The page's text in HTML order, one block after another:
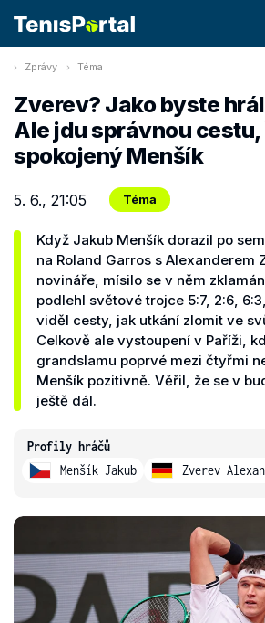
Zprávy Téma
Zverev? Jako byste
Ale jdu správnou
spokojený Menšík
5. 6., 21:05 Téma
Když Jakub Menšík dorazil po
na Roland Garros s Alexanderem
novináře, mísilo se v něm
podlehl světové trojce 5:7, 2:6,
viděl cesty, jak utkání zlomit ve
Celkově ale vystoupení v Paříži,
grandslamu poprvé mezi čtyřmi
Menšík pozitivně. Věřil, že se v
ještě dál.
Profily hráčů
Menšík Jakub
Zverev